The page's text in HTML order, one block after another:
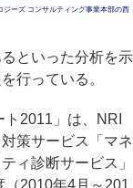
ジーズ コンサルティング事業本部の西
といった分析を示
行っている。
2011」は、NRI
策サービス「マネ
ィ診断サービス」
2010年4月～201